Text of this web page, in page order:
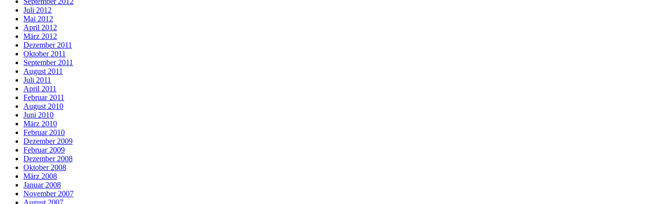
Juli 2012
Mai 2012
April 2012
März 2012
Dezember 2011
Oktober 2011
September 2011
August 2011
Juli 2011
April 2011
Februar 2011
August 2010
Juni 2010
März 2010
Februar 2010
Dezember 2009
Februar 2009
Dezember 2008
Oktober 2008
März 2008
Januar 2008
November 2007
August 2007